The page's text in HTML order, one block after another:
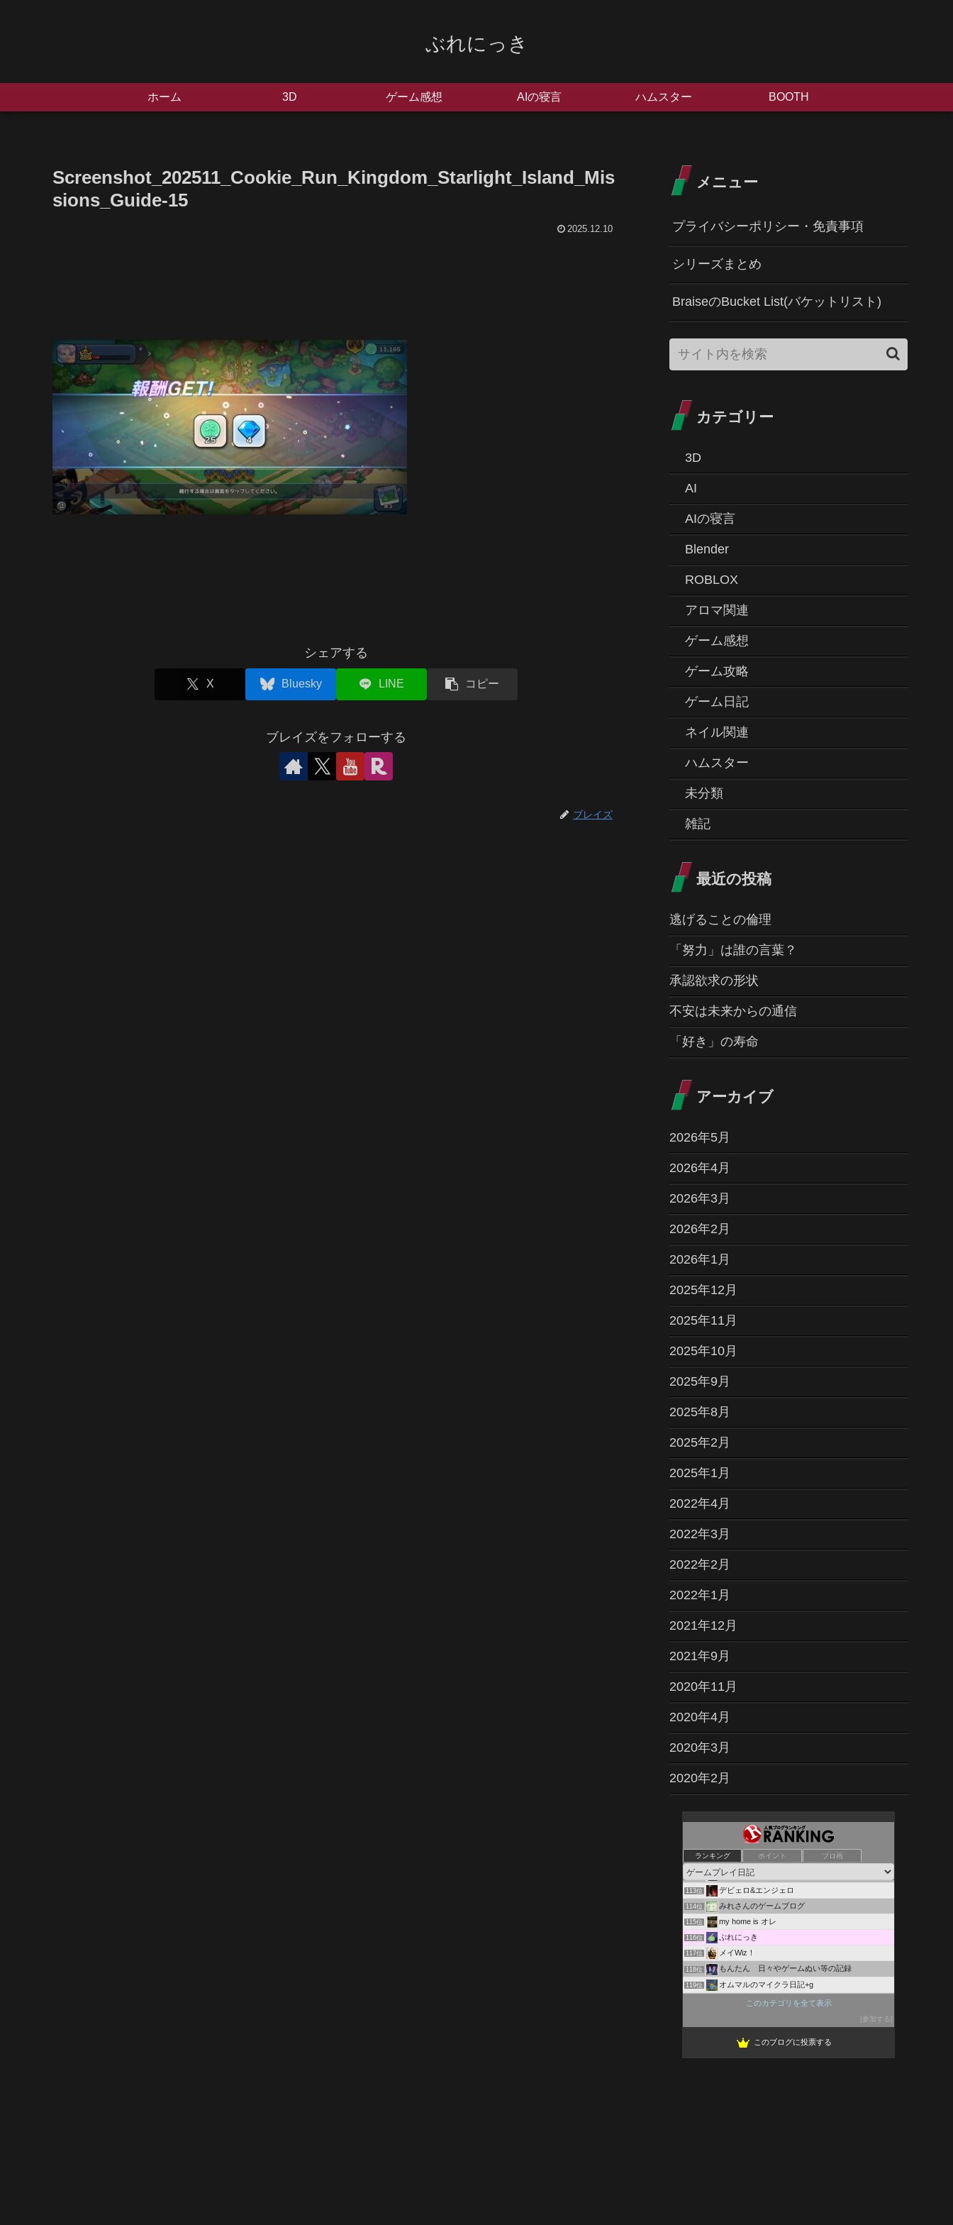
ぶれにっき
ホーム 3D ゲーム感想 AIの寝言 ハムスター BOOTH
Screenshot_202511_Cookie_Run_Kingdom_Starlight_Island_Mis
sions_Guide-15
2025.12.10
シェアする
X Bluesky LINE コピー
ブレイズをフォローする
ブレイズ
メニュー
プライバシーポリシー・免責事項
シリーズまとめ
BraiseのBucket List(バケットリスト)
カテゴリー
3D
AI
AIの寝言
Blender
ROBLOX
アロマ関連
ゲーム感想
ゲーム攻略
ゲーム日記
ネイル関連
ハムスター
未分類
雑記
最近の投稿
逃げることの倫理
「努力」は誰の言葉？
承認欲求の形状
不安は未来からの通信
「好き」の寿命
アーカイブ
2026年5月
2026年4月
2026年3月
2026年2月
2026年1月
2025年12月
2025年11月
2025年10月
2025年9月
2025年8月
2025年2月
2025年1月
2022年4月
2022年3月
2022年2月
2022年1月
2021年12月
2021年9月
2020年11月
2020年4月
2020年3月
2020年2月
ランキング ポイント ブロ画
不思議町日誌
廃人ゲーマーが素人ブロガーにクラスチェンジしたそうです。
111位 500Internal blog Error
112位 「DORA麻雀」 遊びながらお小遣い稼ぎ！
113位 デビェロ&エンジェロ
114位 みれさんのゲームブログ
115位 my home is オレ
116位 ぶれにっき
117位 メイWiz！
118位 もんたん 日々やゲームぬい等の記録
119位 オムマルのマイクラ日記+g
スイケンの日常じじい
ラブライブ！スクフェス攻略サイト〜スクフェス速報.com〜
ゲーム業界の片隅で
このカテゴリを全て表示
参加する
このブログに投票する